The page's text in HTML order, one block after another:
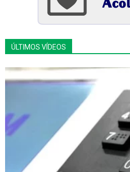
ÚLTIMOS VÍDEOS